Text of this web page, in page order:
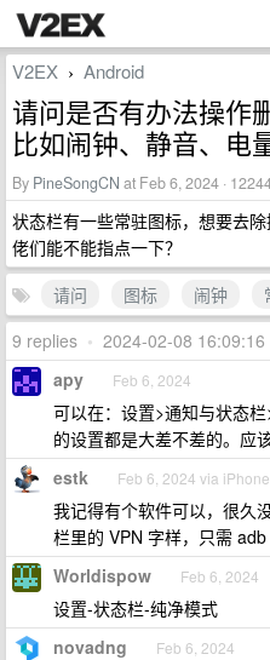
V2EX › Android
请问是否有办法操作
比如闹钟、静音、电
By PineSongCN at Feb 6, 2024 ·
状态栏有一些常驻图标，想要去
佬们能不能指点一下？
请问
图标 闹钟
9 replies • 2024-02-08 16:09:16
apy Feb 6, 2024
可以在：设置>通知与状态
的设置都是大差不差的。应
estk Feb 6, 2024 via iPhone
我记得有个软件可以，很久
栏里的 VPN 字样，只需
Worldispow Feb 6, 2024
设置-状态栏-纯净模式
novadng Feb 6, 2024